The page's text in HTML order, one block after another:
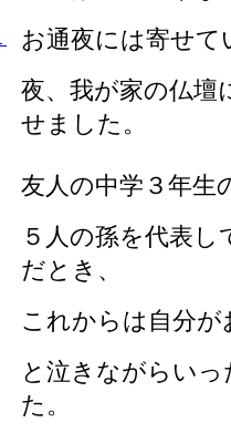
お通夜には寄せて
夜、我が家の仏壇
せました。
友人の中学３年生
５人の孫を代表
だとき、
これからは自分
と泣きながらい
た。